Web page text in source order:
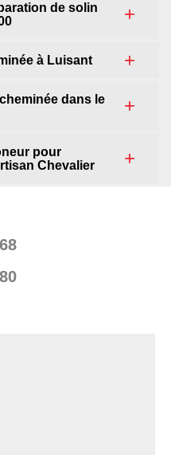
de solin
à Luisant
dans le
pour
Chevalier